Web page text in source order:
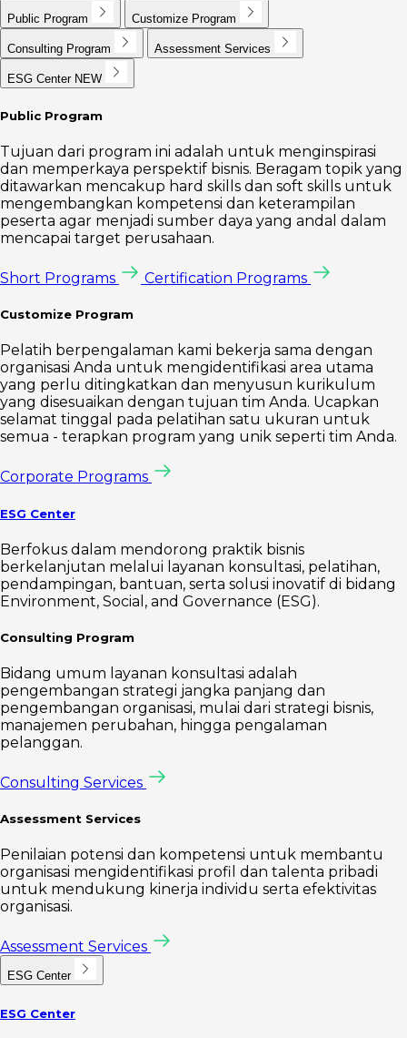
Public Program Customize Program
Consulting Program Assessment Services
ESG Center NEW
Public Program
Tujuan dari program ini adalah untuk menginspirasi
dan memperkaya perspektif bisnis. Beragam topik yang
ditawarkan mencakup hard skills dan soft skills untuk
mengembangkan kompetensi dan keterampilan
peserta agar menjadi sumber daya yang andal dalam
mencapai target perusahaan.
Short Programs Certification Programs
Customize Program
Pelatih berpengalaman kami bekerja sama dengan
organisasi Anda untuk mengidentifikasi area utama
yang perlu ditingkatkan dan menyusun kurikulum
yang disesuaikan dengan tujuan tim Anda. Ucapkan
selamat tinggal pada pelatihan satu ukuran untuk
semua - terapkan program yang unik seperti tim Anda.
Corporate Programs
ESG Center
Berfokus dalam mendorong praktik bisnis
berkelanjutan melalui layanan konsultasi, pelatihan,
pendampingan, bantuan, serta solusi inovatif di bidang
Environment, Social, and Governance (ESG).
Consulting Program
Bidang umum layanan konsultasi adalah
pengembangan strategi jangka panjang dan
pengembangan organisasi, mulai dari strategi bisnis,
manajemen perubahan, hingga pengalaman
pelanggan.
Consulting Services
Assessment Services
Penilaian potensi dan kompetensi untuk membantu
organisasi mengidentifikasi profil dan talenta pribadi
untuk mendukung kinerja individu serta efektivitas
organisasi.
Assessment Services
ESG Center
ESG Center